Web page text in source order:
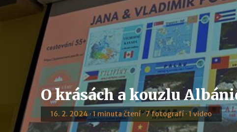
O krásách a kouzlu
16. 2. 2024 · 1 minuta čtení · 7 fotografí · 1 video